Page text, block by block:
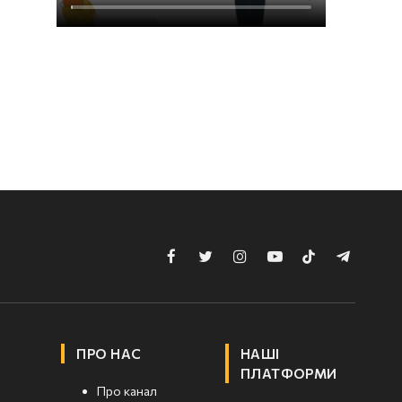
FacebookTwitterInstagramYouTubeTikTokTelegram
ПРО НАС
Про канал
НАШІ
ПЛАТФОРМИ